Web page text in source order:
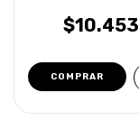
OVERCARS
$10.453